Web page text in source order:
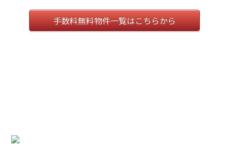
手数料無料物件一覧はこちらから